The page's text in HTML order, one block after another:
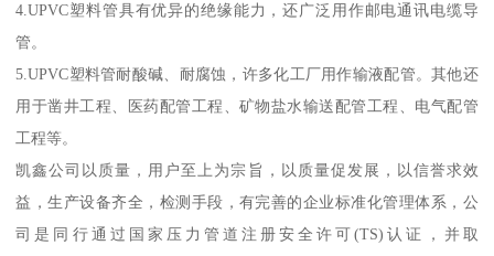
4.UPVC塑料管具有优异的绝缘能力，还广泛用作邮电通讯电缆导
管。
5.UPVC塑料管耐酸碱、耐腐蚀，许多化工厂用作输液配管。其他还
用于凿井工程、医药配管工程、矿物盐水输送配管工程、电气配管
工程等。
凯鑫公司以质量，用户至上为宗旨，以质量促发展，以信誉求效
益，生产设备齐全，检测手段，有完善的企业标准化管理体系，公
司是同行通过国家压力管道注册安全许可(TS)认证，并取